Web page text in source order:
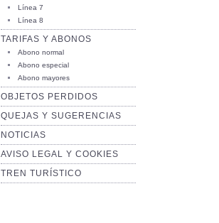
Línea 7
Línea 8
TARIFAS Y ABONOS
Abono normal
Abono especial
Abono mayores
OBJETOS PERDIDOS
QUEJAS Y SUGERENCIAS
NOTICIAS
AVISO LEGAL Y COOKIES
TREN TURÍSTICO